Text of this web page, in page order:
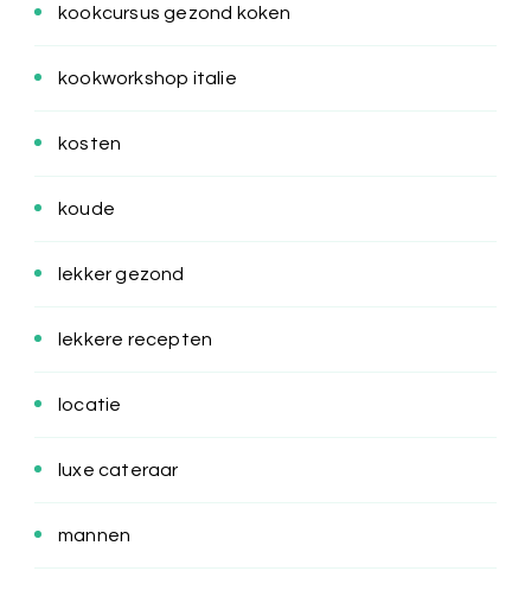
kookcursus gezond koken
kookworkshop italie
kosten
koude
lekker gezond
lekkere recepten
locatie
luxe cateraar
mannen